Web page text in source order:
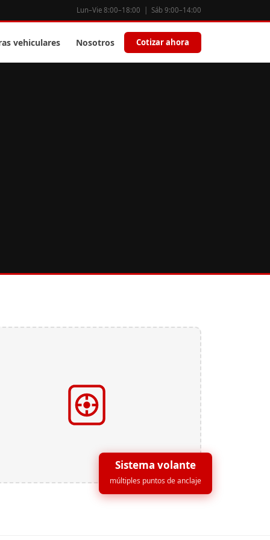
Lun–Vie 8:00–18:00 | Sáb 9:00–14:00
vehiculares Nosotros Cotizar ahora
Sistema volante
múltiples puntos de anclaje